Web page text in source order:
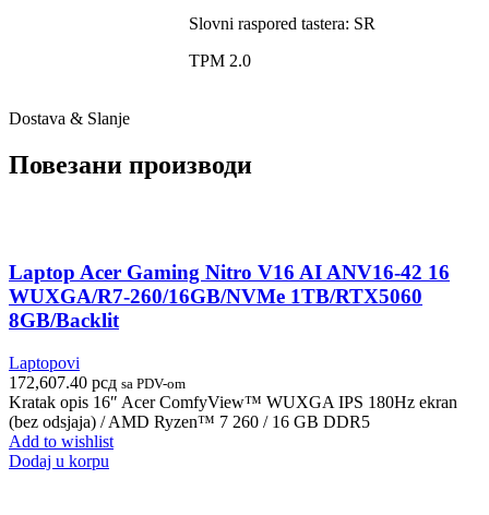
Slovni raspored tastera: SR
TPM 2.0
Dostava & Slanje
Повезани производи
Laptop Acer Gaming Nitro V16 AI ANV16-42 16
WUXGA/R7-260/16GB/NVMe 1TB/RTX5060
8GB/Backlit
Laptopovi
172,607.40 рсд sa PDV-om
Kratak opis 16″ Acer ComfyView™ WUXGA IPS 180Hz ekran
(bez odsjaja) / AMD Ryzen™ 7 260 / 16 GB DDR5
Add to wishlist
Dodaj u korpu